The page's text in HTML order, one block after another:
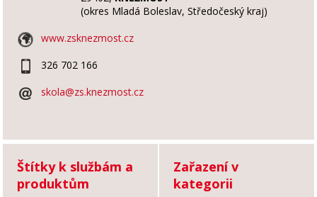
(okres Mladá Boleslav, Středočeský kraj)
www.zsknezmost.cz
326 702 166
skola@zs.knezmost.cz
Štítky k službám a
produktům
Zařazení v
kategorii